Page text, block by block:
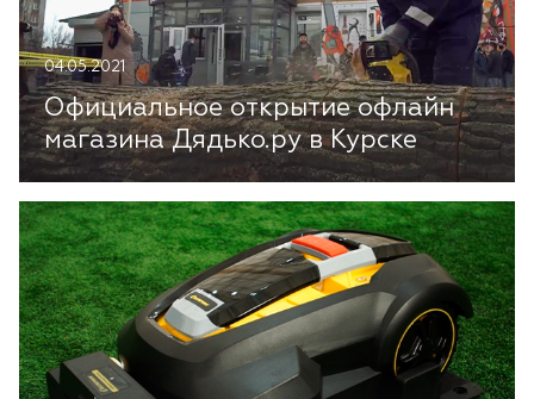
Лодочные моторы Toyama
Высоторезы
Моющие аппараты
04.05.2021
Официальное открытие офлайн
магазина Дядько.ру в Курске